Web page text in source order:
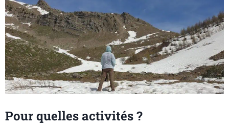
Pour quelles activités ?